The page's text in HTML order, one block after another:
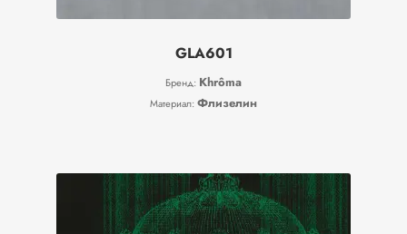
GLA601
Бренд: Khrôma
Материал: Флизелин